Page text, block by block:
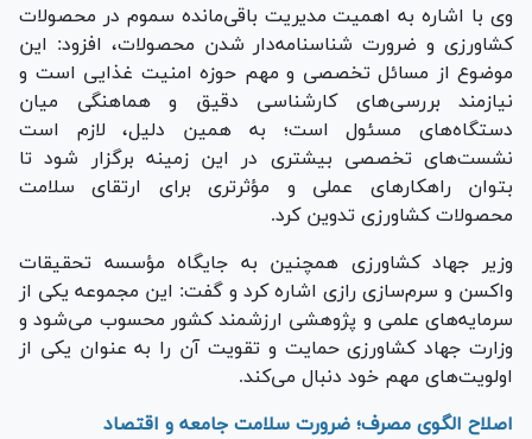
وی با اشاره به اهمیت مدیریت باقی‌مانده سموم در محصولات
کشاورزی و ضرورت شناسنامه‌دار شدن محصولات، افزود: این
موضوع از مسائل تخصصی و مهم حوزه امنیت غذایی است و
نیازمند بررسی‌های کارشناسی دقیق و هماهنگی میان
دستگاه‌های مسئول است؛ به همین دلیل، لازم است
نشست‌های تخصصی بیشتری در این زمینه برگزار شود تا
بتوان راهکار‌های عملی و مؤثرتری برای ارتقای سلامت
محصولات کشاورزی تدوین کرد.
وزیر جهاد کشاورزی همچنین به جایگاه مؤسسه تحقیقات
واکسن و سرم‌سازی رازی اشاره کرد و گفت: این مجموعه یکی از
سرمایه‌های علمی و پژوهشی ارزشمند کشور محسوب می‌شود و
وزارت جهاد کشاورزی حمایت و تقویت آن را به عنوان یکی از
اولویت‌های مهم خود دنبال می‌کند.
اصلاح الگوی مصرف؛ ضرورت سلامت جامعه و اقتصاد